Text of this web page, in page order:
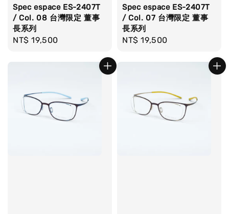
Spec espace ES-2407T
/ Col. 08 台灣限定 董事
長系列
Regular
NT$ 19,500
Spec espace ES-2407T
/ Col. 07 台灣限定 董事
長系列
Regular
NT$ 19,500